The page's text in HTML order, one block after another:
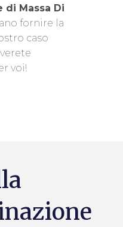
di Massa Di
fornire la
caso
voi!